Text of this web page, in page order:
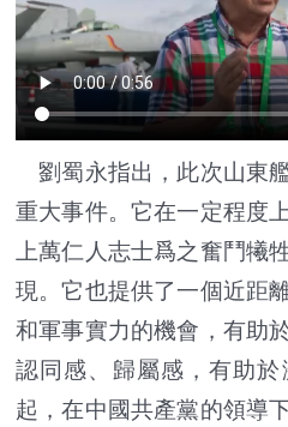
劉蜀永指出，此次山東
重大事件。它在一定程度
上萬仁人志士爲之奮鬥犧
現。它也提供了一個近距
和軍事實力的機會，有助
認同感、歸屬感，有助
起，在中國共產黨的領導